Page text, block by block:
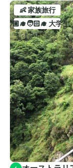
👶 家族旅行
🧑🏼‍🎓🧑🏻‍🎓 大学生